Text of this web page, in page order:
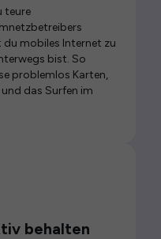
teure
mobiles Internet zu
bist. So
problemlos Karten,
das Surfen im
behalten